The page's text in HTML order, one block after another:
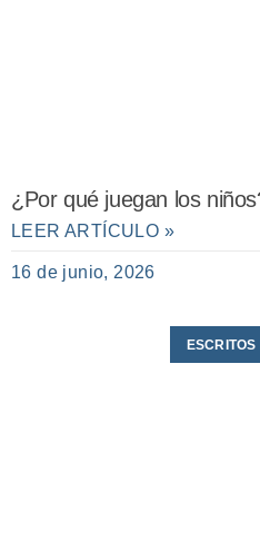
¿Por qué juegan los
LEER ARTÍCULO »
16 de junio, 2026